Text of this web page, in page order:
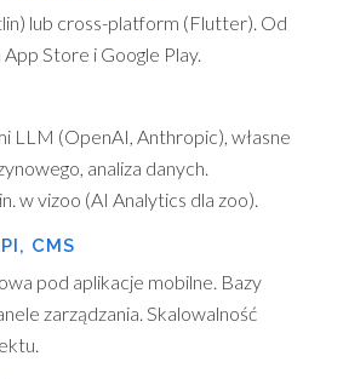
lub cross-platform (Flutter). Od
Store i Google Play.
LLM (OpenAI, Anthropic), własne
analiza danych.
w vizoo (AI Analytics dla zoo).
CMS
pod aplikacje mobilne. Bazy
zarządzania. Skalowalność